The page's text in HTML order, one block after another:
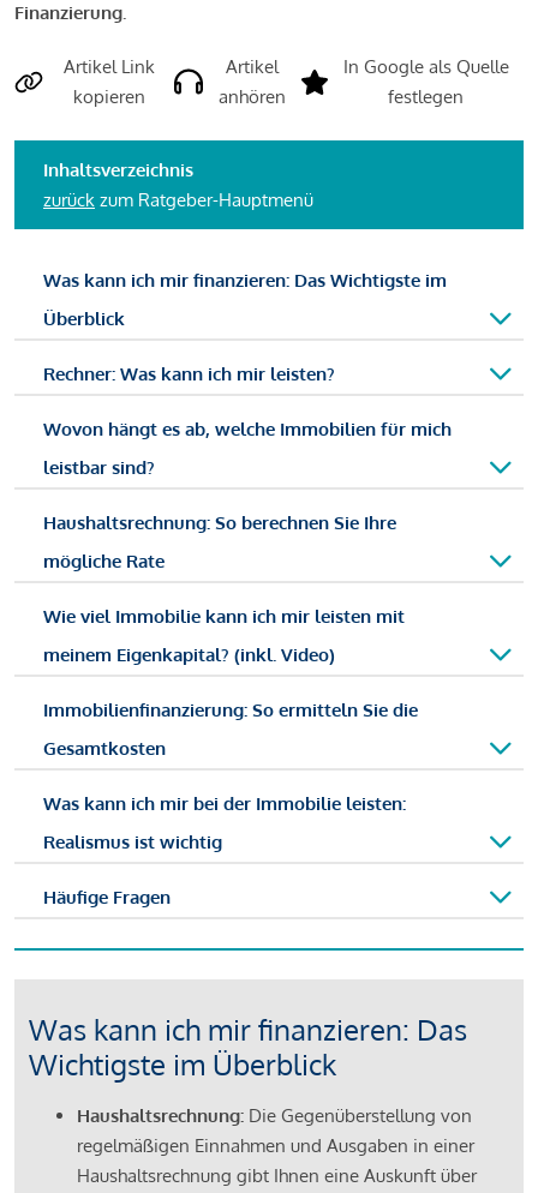
Finanzierung.
Artikel Link
kopieren
Artikel
anhören
In Google als Quelle
festlegen
Inhaltsverzeichnis
zurück zum Ratgeber-Hauptmenü
Was kann ich mir finanzieren: Das Wichtigste im
Überblick
Rechner: Was kann ich mir leisten?
Wovon hängt es ab, welche Immobilien für mich
leistbar sind?
Haushaltsrechnung: So berechnen Sie Ihre
mögliche Rate
Wie viel Immobilie kann ich mir leisten mit
meinem Eigenkapital? (inkl. Video)
Immobilienfinanzierung: So ermitteln Sie die
Gesamtkosten
Was kann ich mir bei der Immobilie leisten:
Realismus ist wichtig
Häufige Fragen
Was kann ich mir finanzieren: Das
Wichtigste im Überblick
Haushaltsrechnung: Die Gegenüberstellung von
regelmäßigen Einnahmen und Ausgaben in einer
Haushaltsrechnung gibt Ihnen eine Auskunft über